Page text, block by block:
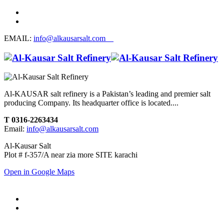
EMAIL: info@alkausarsalt.com
Al-KAUSAR salt refinery is a Pakistan’s leading and premier salt
producing Company. Its headquarter office is located....
T 0316-2263434
Email: info@alkausarsalt.com
Al-Kausar Salt
Plot # f-357/A near zia more SITE karachi
Open in Google Maps